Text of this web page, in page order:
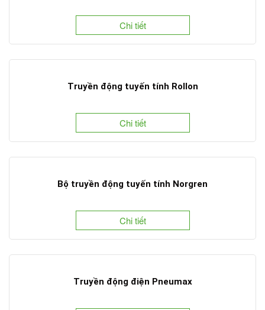
Chi tiết
Truyền động tuyến tính Rollon
Chi tiết
Bộ truyền động tuyến tính Norgren
Chi tiết
Truyền động điện Pneumax